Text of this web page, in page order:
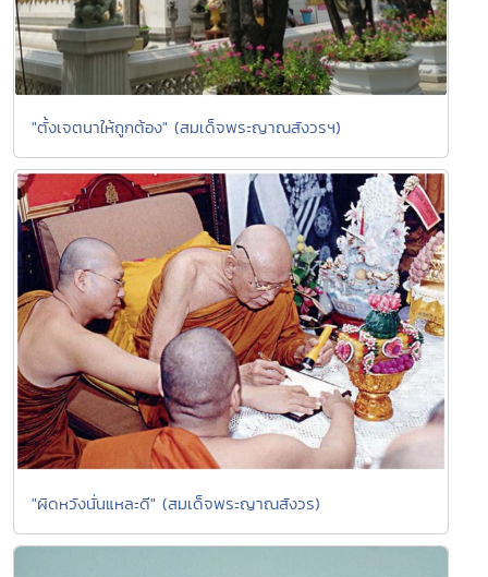
"ตั้งเจตนาให้ถูกต้อง" (สมเด็จพระญาณสังวรฯ)
"ผิดหวังนั่นแหละดี" (สมเด็จพระญาณสังวร)